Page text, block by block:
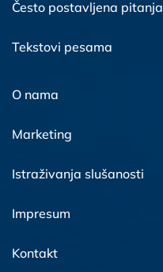
Često postavljena pitanja
Tekstovi pesama
O nama
Marketing
Istraživanja slušanosti
Impresum
Kontakt